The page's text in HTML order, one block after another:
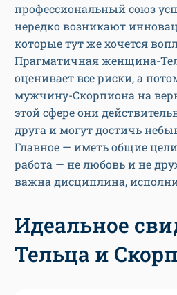
профессиональный союз
нередко возникают
которые тут же хочется
Прагматичная женщина-
оценивает все риски, а
мужчину-Скорпиона на
этой сфере они
друга и могут достичь
Главное — иметь общие
работа — не любовь и не
важна дисциплина,
Идеальное
Тельца и